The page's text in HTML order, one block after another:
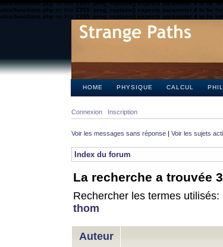
functions.phpon line2355:preg_replace() expects parameter 4 to be
functions.php on line 2355: preg_replace() expects parameter 4 to be
functions.php on line 2355: preg_replace() expects parameter 4 to be
HOME PHYSIQUE CALCUL
Connexion Inscription
Voir les messages sans réponse | Voir les sujets
Index du forum
La recherche a trouvée
Rechercher les termes utilisés:
thom
Auteur